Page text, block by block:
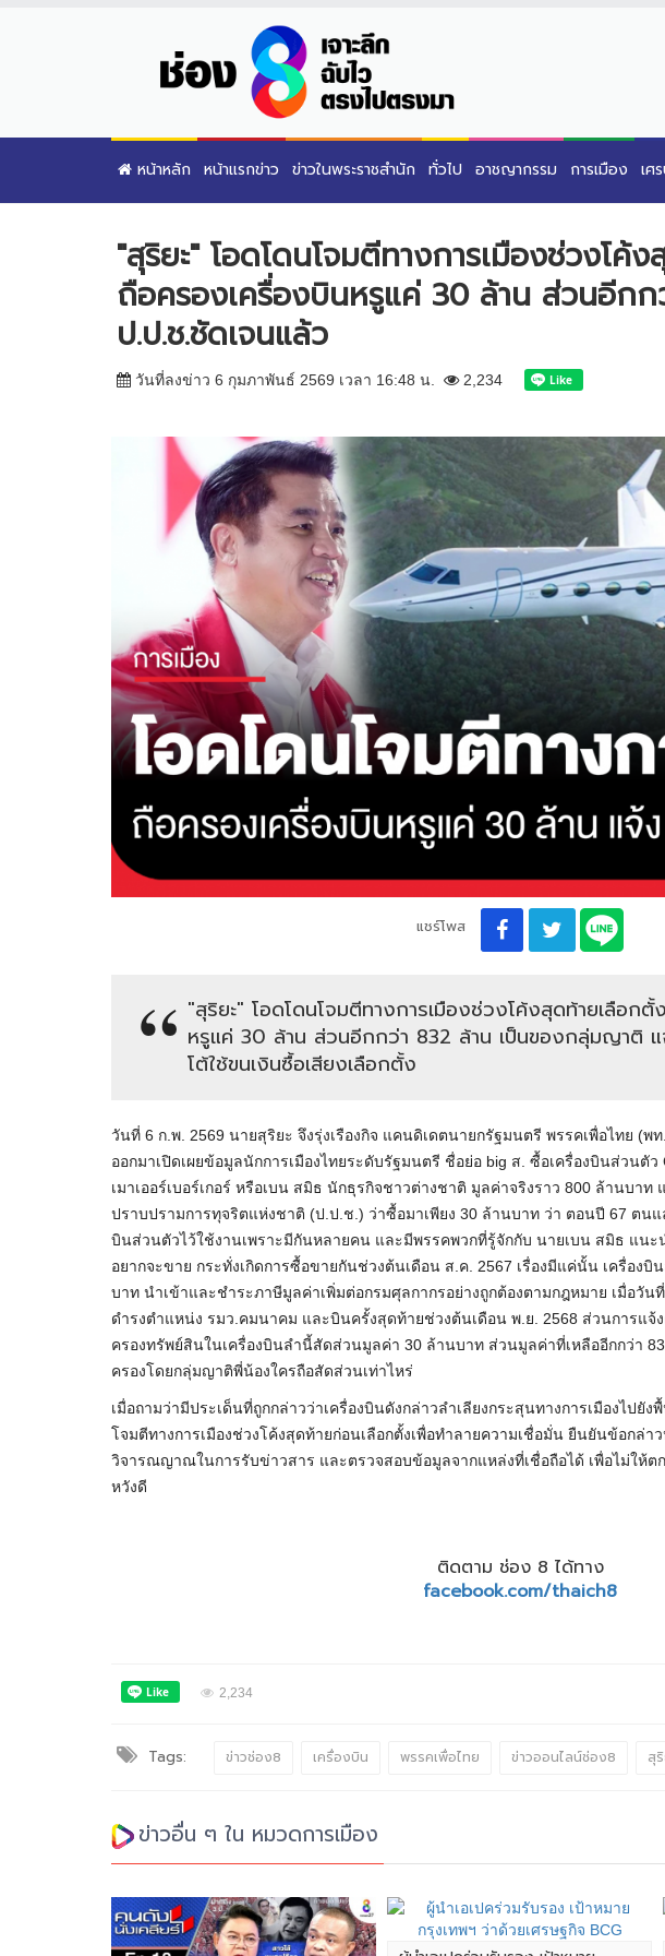
หน้าหลัก หน้าแรกข่าว ข่าวในพระราชสำนัก ทั่วไป อาชญากรรม การเมือง เศ
"สุริยะ" โอดโดนโจมตีทางการเมืองช่วงโค้
ถือครองเครื่องบินหรูแค่ 30 ล้าน ส่วนอีก
ป.ป.ช.ชัดเจนแล้ว
วันที่ลงข่าว 6 กุมภาพันธ์ 2569 เวลา 16:48 น. 2,234
แชร์โพส
"สุริยะ" โอดโดนโจมตีทางการเมืองช่วงโค้งสุดท้ายเลือก
หรูแค่ 30 ล้าน ส่วนอีกกว่า 832 ล้าน เป็นของกลุ่มญาติ แ
โต้ใช้ขนเงินซื้อเสียงเลือกตั้ง
วันที่ 6 ก.พ. 2569 นายสุริยะ จึงรุ่งเรืองกิจ แคนดิเดตนายกรัฐมนตรี พรรคเพื่อไทย (
ออกมาเปิดเผยข้อมูลนักการเมืองไทยระดับรัฐมนตรี ชื่อย่อ big ส. ซื้อเครื่องบินส่วนตั
เมาเออร์เบอร์เกอร์ หรือเบน สมิธ นักธุรกิจชาวต่างชาติ มูลค่าจริงราว 800 ล้านบา
ปราบปรามการทุจริตแห่งชาติ (ป.ป.ช.) ว่าซื้อมาเพียง 30 ล้านบาท ว่า ตอนปี 67 ตนแ
บินส่วนตัวไว้ใช้งานเพราะมีกันหลายคน และมีพรรคพวกที่รู้จักกับ นายเบน สมิธ แนะ
อยากจะขาย กระทั่งเกิดการซื้อขายกันช่วงต้นเดือน ส.ค. 2567 เรื่องมีแค่นั้น เครื่องบิ
บาท นำเข้าและชำระภาษีมูลค่าเพิ่มต่อกรมศุลกากรอย่างถูกต้องตามกฎหมาย เมื่อวัน
ดำรงตำแหน่ง รมว.คมนาคม และบินครั้งสุดท้ายช่วงต้นเดือน พ.ย. 2568 ส่วนการแ
ครองทรัพย์สินในเครื่องบินลำนี้สัดส่วนมูลค่า 30 ล้านบาท ส่วนมูลค่าที่เหลืออีกกว่า
ครองโดยกลุ่มญาติพี่น้องใครถือสัดส่วนเท่าไหร่
เมื่อถามว่ามีประเด็นที่ถูกกล่าวว่าเครื่องบินดังกล่าวลำเลียงกระสุนทางการเมืองไปยั
โจมตีทางการเมืองช่วงโค้งสุดท้ายก่อนเลือกตั้งเพื่อทำลายความเชื่อมั่น ยืนยันข้อกล่า
วิจารณญาณในการรับข่าวสาร และตรวจสอบข้อมูลจากแหล่งที่เชื่อถือได้ เพื่อไม่ให้ต
หวังดี
ติดตาม ช่อง 8 ได้ทาง
facebook.com/thaich8
2,234
Tags: ข่าวช่อง8 เครื่องบิน พรรคเพื่อไทย ข่าวออนไลน์ช่อง8 สุ
ข่าวอื่น ๆ ใน หมวดการเมือง